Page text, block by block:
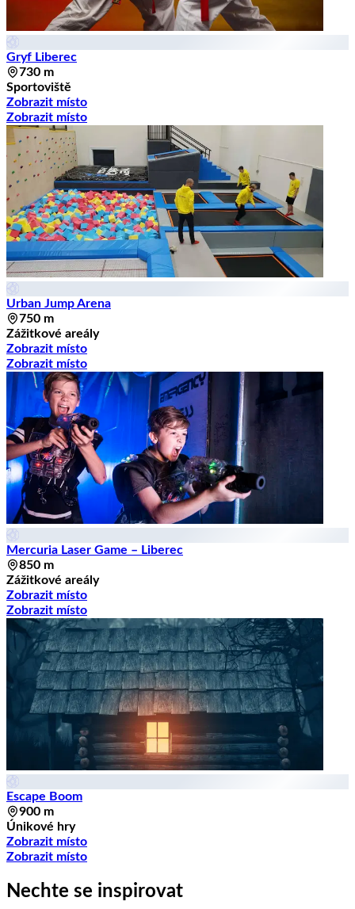
Gryf Liberec
730 m
Sportoviště
Zobrazit místo
Zobrazit místo
Urban Jump Arena
750 m
Zážitkové areály
Zobrazit místo
Zobrazit místo
Mercuria Laser Game – Liberec
850 m
Zážitkové areály
Zobrazit místo
Zobrazit místo
Escape Boom
900 m
Únikové hry
Zobrazit místo
Zobrazit místo
Nechte se inspirovat